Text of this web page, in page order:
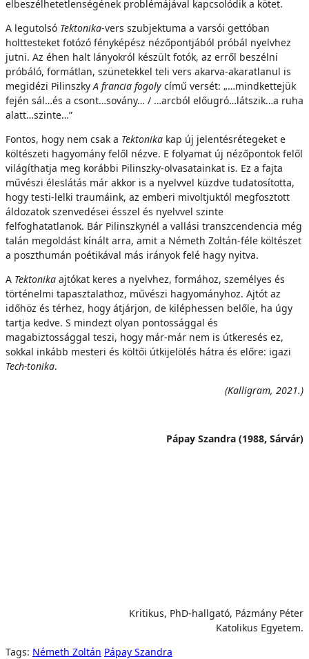
elbeszélhetetlenségének problémájával kapcsolódik a kötet.
A legutolsó Tektonika-vers szubjektuma a varsói gettóban
holttesteket fotózó fényképész nézőpontjából próbál nyelvhez
jutni. Az éhen halt lányokról készült fotók, az erről beszélni
próbáló, formátlan, szünetekkel teli vers akarva-akaratlanul is
megidézi PilinszkyA francia fogoly című versét: „…mindkettejük
fején sál…és a csont…sovány… / …arcból előugró…látszik…a ruha
alatt…szinte…”
Fontos, hogy nem csak a Tektonika kap új jelentésrétegeket e
költészeti hagyomány felől nézve. E folyamat új nézőpontok felől
világíthatja meg korábbi Pilinszky-olvasatainkat is. Ez a fajta
művészi éleslátás már akkor is a nyelvvel küzdve tudatosította,
hogy testi-lelki traumáink, az emberi mivoltjuktól megfosztott
áldozatok szenvedései ésszel és nyelvvel szinte
felfoghatatlanok. Bár Pilinszkynél a vallási transzcendencia még
talán megoldást kínált arra, amit a Németh Zoltán-féle költészet
a poszthumán poétikával más irányok felé hagy nyitva.
A Tektonika ajtókat keres a nyelvhez, formához, személyes és
történelmi tapasztalathoz, művészi hagyományhoz. Ajtót az
időhöz és térhez, hogy átjárjon, de kiléphessen belőle, ha úgy
tartja kedve. S mindezt olyan pontossággal és
magabiztossággal teszi, hogy már-már nem is útkeresés ez,
sokkal inkább mesteri és költői útkijelölés hátra és előre: igazi
Tech-tonika.
(Kalligram, 2021.)
Pápay Szandra (1988, Sárvár)
Kritikus, PhD-hallgató, Pázmány Péter
Katolikus Egyetem.
Tags: Németh Zoltán Pápay Szandra